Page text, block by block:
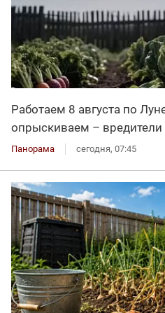
Работаем 8 августа по
опрыскиваем – вредители
Панорама сегодня, 07:45